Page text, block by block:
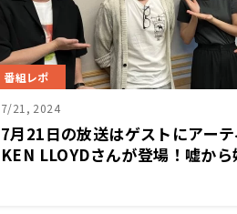
番組レポ
7/21, 2024
7月21日の放送はゲストにアーテ
KEN LLOYDさんが登場！嘘から